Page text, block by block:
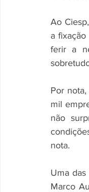
Ao
a
ferir a
Por
mil
não
nota.
Uma
Marco